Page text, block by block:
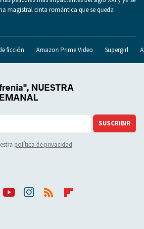
magistral cinta romántica que se queda
ficción Amazon Prime Video Supergirl
NUESTRA
SUSCRIBIR
política de privacidad